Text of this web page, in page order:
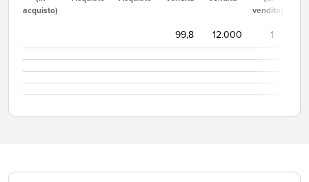
acquisto)
vendita)
99,8 12.000 1